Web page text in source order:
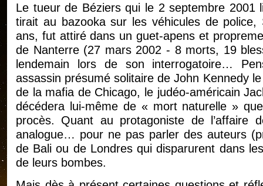
Le tueur de Béziers qui le 2 septembre
tirait au bazooka sur les véhicules de
ans, fut attiré dans un guet-apens et
de Nanterre (27 mars 2002 - 8 morts, 19
lendemain lors de son interrogatoire…
assassin présumé solitaire de John Kennedy
de la mafia de Chicago, le judéo-américain
décédera lui-même de « mort naturelle »
procès. Quant au protagoniste de
analogue… pour ne pas parler des auteurs
de Bali ou de Londres qui disparurent dans
de leurs bombes.